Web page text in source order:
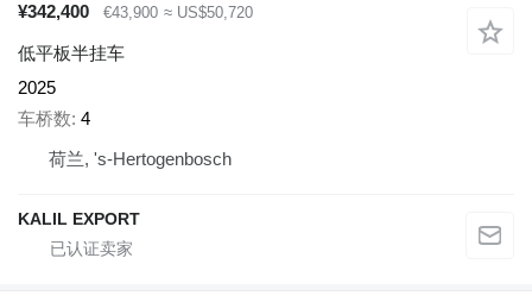
¥342,400 €43,900 ≈ US$50,720
低平板半挂车
2025
车桥数 4
荷兰, 's-Hertogenbosch
KALIL EXPORT